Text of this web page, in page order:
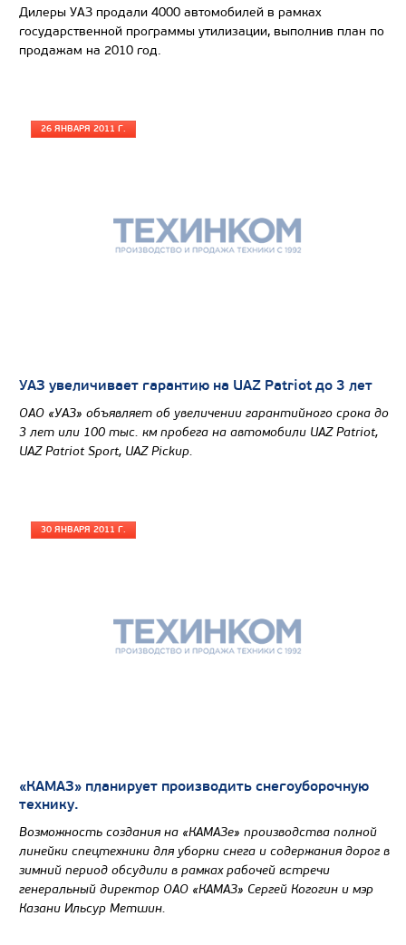
Дилеры УАЗ продали 4000 автомобилей в рамках
государственной программы утилизации, выполнив план по
продажам на 2010 год.
26 ЯНВАРЯ 2011 Г.
УАЗ увеличивает гарантию на UAZ Patriot до 3 лет
ОАО «УАЗ» объявляет об увеличении гарантийного срока до
3 лет или 100 тыс. км пробега на автомобили UAZ Patriot,
UAZ Patriot Sport, UAZ Pickup.
30 ЯНВАРЯ 2011 Г.
«КАМАЗ» планирует производить снегоуборочную
технику.
Возможность создания на «КАМАЗе» производства полной
линейки спецтехники для уборки снега и содержания дорог в
зимний период обсудили в рамках рабочей встречи
генеральный директор ОАО «КАМАЗ» Сергей Когогин и мэр
Казани Ильсур Метшин.